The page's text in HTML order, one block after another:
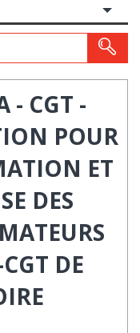
- CGT -
POUR
ET
DES
DE